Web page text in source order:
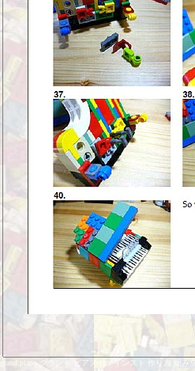
piano グランド ピアノ inst インスト 作り方 組み